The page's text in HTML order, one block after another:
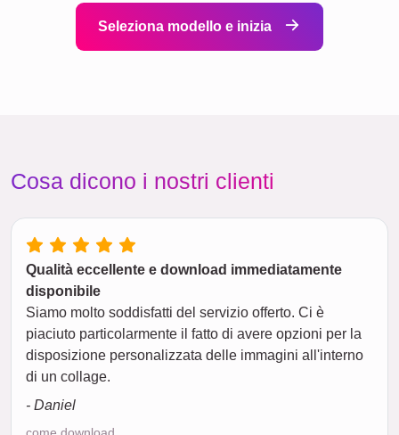
Seleziona modello e inizia
Cosa dicono i nostri clienti
Qualità eccellente e download immediatamente
disponibile
Siamo molto soddisfatti del servizio offerto. Ci è
piaciuto particolarmente il fatto di avere opzioni per la
disposizione personalizzata delle immagini all'interno
di un collage.
- Daniel